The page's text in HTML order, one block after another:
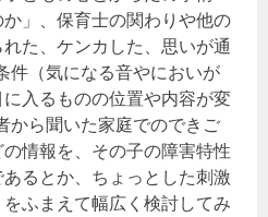
」、保育士の関わりや他の
た、ケンカした、思いが通
件（気になる音やにおいが
入るものの位置や内容が変
から聞いた家庭でのできご
情報を、その子の障害特性
あるとか、ちょっとした刺激
ふまえて幅広く検討してみ